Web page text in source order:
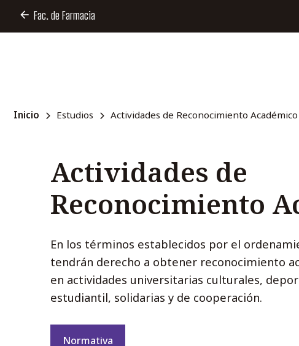
Fac. de Farmacia
Inicio Estudios Actividades de Reconocimiento Académico
Actividades de
Reconocimiento
En los términos establecidos por el
tendrán derecho a obtener reconocimiento
en actividades universitarias culturales,
estudiantil, solidarias y de cooperación.
Normativa